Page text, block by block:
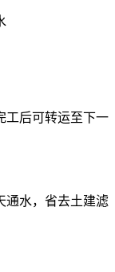
工后可转运至下一
通水，省去土建滤